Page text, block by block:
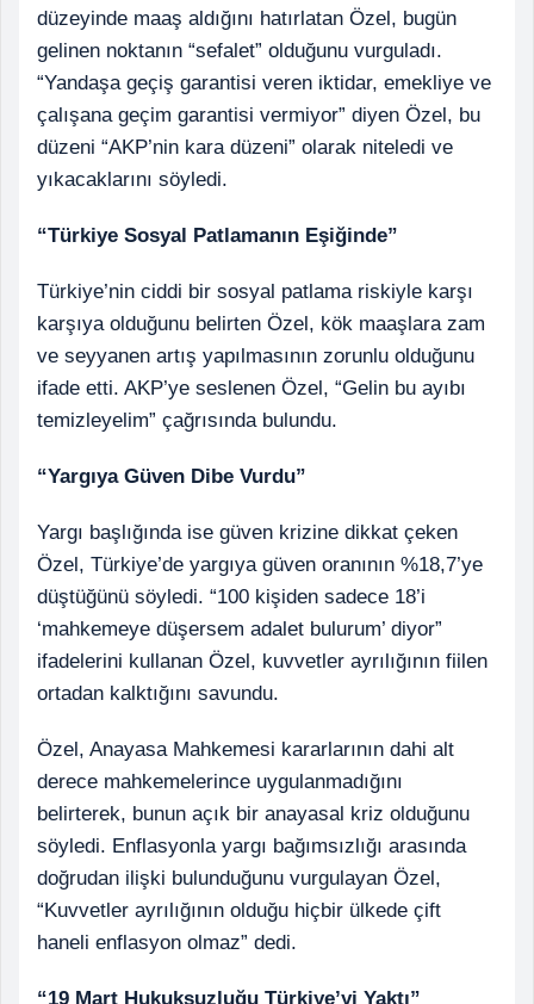
düzeyinde maaş aldığını hatırlatan Özel, bugün
gelinen noktanın “sefalet” olduğunu vurguladı.
“Yandaşa geçiş garantisi veren iktidar, emekliye ve
çalışana geçim garantisi vermiyor” diyen Özel, bu
düzeni “AKP’nin kara düzeni” olarak niteledi ve
yıkacaklarını söyledi.
“Türkiye Sosyal Patlamanın Eşiğinde”
Türkiye’nin ciddi bir sosyal patlama riskiyle karşı
karşıya olduğunu belirten Özel, kök maaşlara zam
ve seyyanen artış yapılmasının zorunlu olduğunu
ifade etti. AKP’ye seslenen Özel, “Gelin bu ayıbı
temizleyelim” çağrısında bulundu.
“Yargıya Güven Dibe Vurdu”
Yargı başlığında ise güven krizine dikkat çeken
Özel, Türkiye’de yargıya güven oranının %18,7’ye
düştüğünü söyledi. “100 kişiden sadece 18’i
‘mahkemeye düşersem adalet bulurum’ diyor”
ifadelerini kullanan Özel, kuvvetler ayrılığının fiilen
ortadan kalktığını savundu.
Özel, Anayasa Mahkemesi kararlarının dahi alt
derece mahkemelerince uygulanmadığını
belirterek, bunun açık bir anayasal kriz olduğunu
söyledi. Enflasyonla yargı bağımsızlığı arasında
doğrudan ilişki bulunduğunu vurgulayan Özel,
“Kuvvetler ayrılığının olduğu hiçbir ülkede çift
haneli enflasyon olmaz” dedi.
“19 Mart Hukuksuzluğu Türkiye’yi Yaktı”